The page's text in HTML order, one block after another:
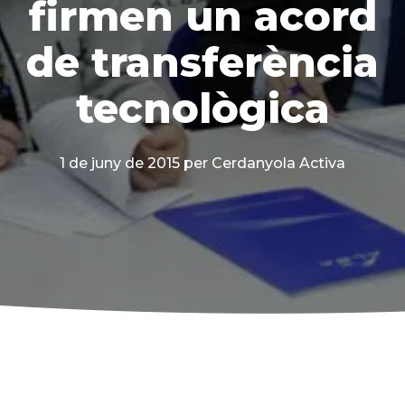
firmen un acord
de transferència
tecnològica
1 de juny de 2015 per Cerdanyola Activa